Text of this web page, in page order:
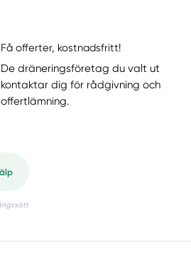
Få offerter, kostnadsfritt!
De dräneringsföretag du valt ut
kontaktar dig för rådgivning och
offertlämning.